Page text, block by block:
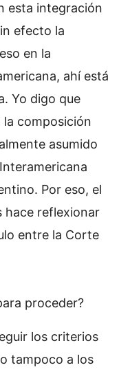
esta integración
efecto la
en la
ahí está
Yo digo que
la composición
asumido
Por eso, el
hace reflexionar
entre la Corte
proceder?
los criterios
tampoco a los